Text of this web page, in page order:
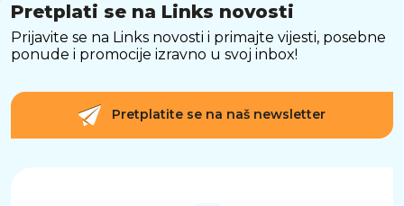
Pretplati se na Links novosti
Prijavite se na Links novosti i primajte vijesti, posebne
ponude i promocije izravno u svoj inbox!
Pretplatite se na naš newsletter